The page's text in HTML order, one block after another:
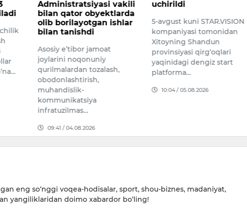
vakili
qator obyektlarda
borilayotgan ishlar
tanishdi
e’tibor jamoat
noqonuniy
tozalash,
09:41 / 04.08.2026
uchirildi
5-avgust kuni STAR.VISION
kompaniyasi tomonidan
Xitoyning Shandun
provinsiyasi qirg‘oqlari
yaqinidagi dengiz start
platforma…
10:04 / 05.08.2026
to‘yiga
eng so‘nggi voqea-hodisalar, sport, shou-biznes, madaniyat,
yangiliklaridan doimo xabardor bo‘ling!